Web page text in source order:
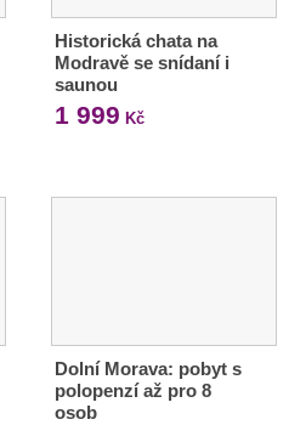
Historická chata na
Modravě se snídaní i
saunou
1 999 Kč
Dolní Morava: pobyt s
polopenzí až pro 8
osob